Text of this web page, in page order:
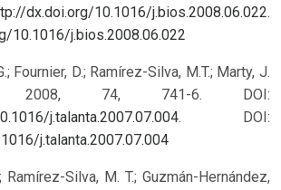
dx.doi.org/10.1016/j.bios.2008.06.022.
10.1016/j.bios.2008.06.022
Fournier, D.; Ramírez-Silva, M.T.; Marty, J.
2008, 74, 741-6. DOI:
j.talanta.2007.07.004.
DOI:
j.talanta.2007.07.004
Silva, M. T.; Guzmán-Hernández,